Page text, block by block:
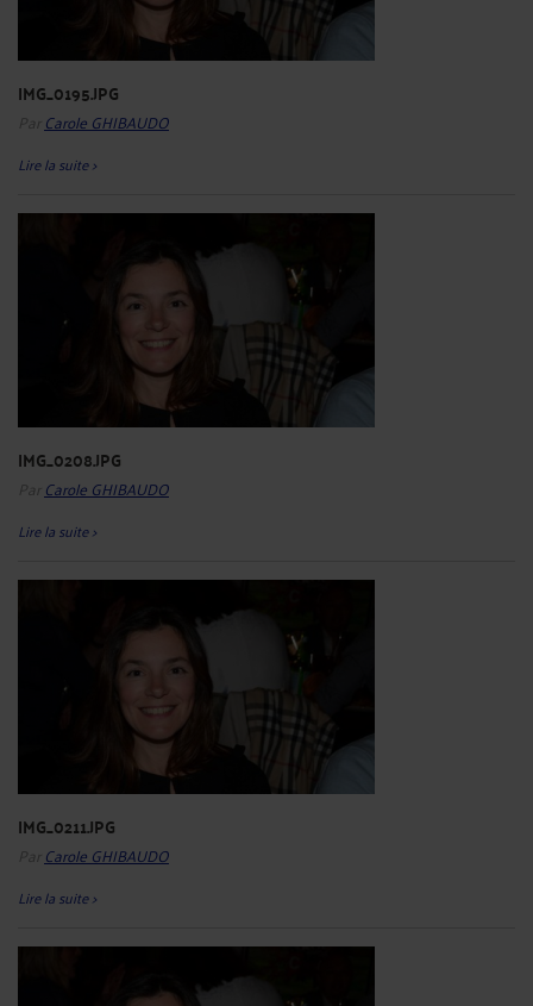
IMG_0195.JPG
Par Carole GHIBAUDO
Lire la suite >
IMG_0208.JPG
Par Carole GHIBAUDO
Lire la suite >
IMG_0211.JPG
Par Carole GHIBAUDO
Lire la suite >